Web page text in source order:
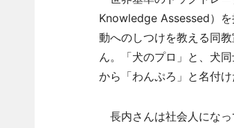
Knowledge Assessed）
動へのしつけを教える同
ん。「犬のプロ」と、犬
から「わんぷろ」と名付け
長内さんは社会人になっ